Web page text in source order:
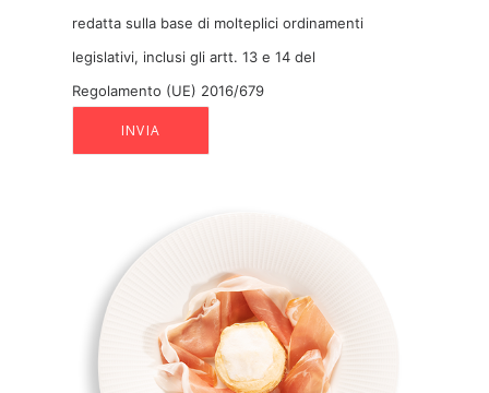
redatta sulla base di molteplici ordinamenti
legislativi, inclusi gli artt. 13 e 14 del
Regolamento (UE) 2016/679